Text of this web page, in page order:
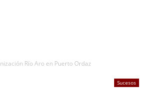
Río Aro en Puerto Ordaz
Sucesos